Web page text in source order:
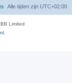
Alle tijden zijn UTC+02:00
Limited